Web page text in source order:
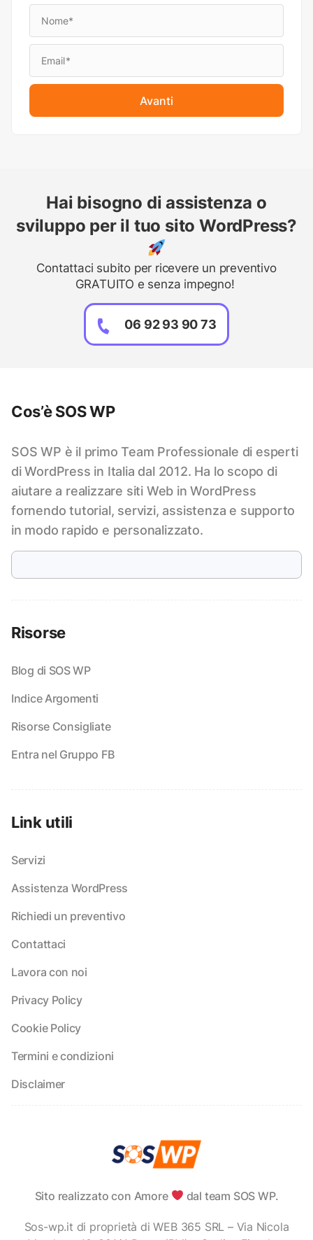
Avanti
Hai bisogno di assistenza o
sviluppo per il tuo sito WordPress?
Contattaci subito per ricevere un preventivo
GRATUITO e senza impegno!
06 92 93 90 73
Cos’è SOS WP
SOS WP è il primo Team Professionale di esperti
di WordPress in Italia dal 2012. Ha lo scopo di
aiutare a realizzare siti Web in WordPress
fornendo tutorial, servizi, assistenza e supporto
in modo rapido e personalizzato.
Risorse
Blog di SOS WP
Indice Argomenti
Risorse Consigliate
Entra nel Gruppo FB
Link utili
Servizi
Assistenza WordPress
Richiedi un preventivo
Contattaci
Lavora con noi
Privacy Policy
Cookie Policy
Termini e condizioni
Disclaimer
Sito realizzato con Amore dal team SOS WP.
Sos-wp.it di proprietà di WEB 365 SRL – Via Nicola